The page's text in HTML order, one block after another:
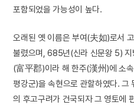
포함되었을 가능성이 높다.
오래된 옛 이름은 부여(夫如)로서
불렸으며, 685년(신라 신문왕 5)
(富平郡)이라 해 한주(漢州)에 소
평강군)을 속현으로 관할하였다.
의 후고구려가 건국되자 그 영토에